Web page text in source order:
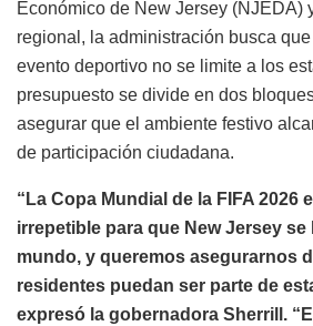
Económico de New Jersey (NJEDA)
regional, la administración busca que
evento deportivo no se limite a los
presupuesto se divide en dos
asegurar que el ambiente festivo
de participación ciudadana.
“La Copa Mundial de la FIFA 2026
irrepetible para que New Jersey se
mundo, y queremos asegurarnos
residentes puedan ser parte de
expresó la gobernadora Sherrill.